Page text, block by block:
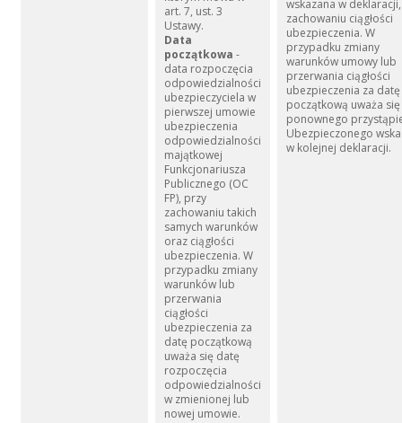
art. 7, ust. 3
Ustawy.
Data
początkowa -
data rozpoczęcia
odpowiedzialności
ubezpieczyciela w
pierwszej umowie
ubezpieczenia
odpowiedzialności
majątkowej
Funkcjonariusza
Publicznego (OC
FP), przy
zachowaniu takich
samych warunków
oraz ciągłości
ubezpieczenia. W
przypadku zmiany
warunków lub
przerwania
ciągłości
ubezpieczenia za
datę początkową
uważa się datę
rozpoczęcia
odpowiedzialności
w zmienionej lub
nowej umowie.
wskazana w
zachowaniu ciągłości
ubezpieczenia. W
przypadku zmiany
warunków umowy lub
przerwania ciągłości
ubezpieczenia za datę
początkową uważa
ponownego
Ubezpieczonego
w kolejnej deklaracji.